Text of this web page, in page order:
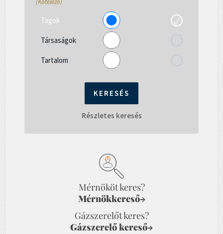
(Kötelező)
Tagok
Társaságok
Tartalom
Részletes keresés
Mérnököt keres?
Mérnökkereső→
Gázszerelőt keres?
Gázszerelő kereső→